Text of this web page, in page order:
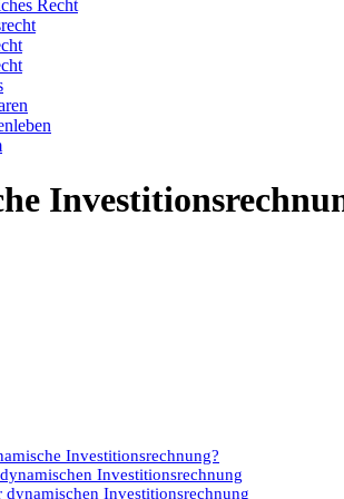
Recht
Investitionsrechnung?
Investitionsrechnung
dynamischen Investitionsrechnung